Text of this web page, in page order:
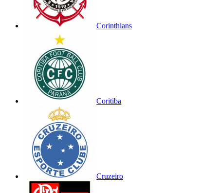
Corinthians
Coritiba
Cruzeiro